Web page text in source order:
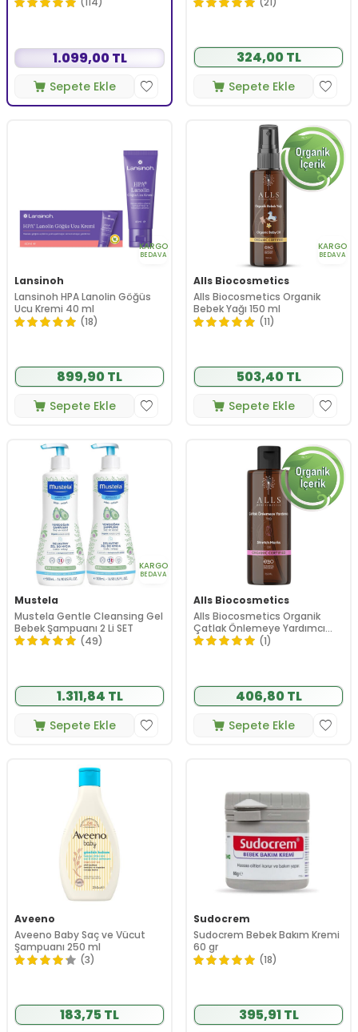
1.099,00 TL
Sepete Ekle
324,00 TL
Sepete Ekle
KARGO
BEDAVA
Lansinoh
Lansinoh HPA Lanolin Göğüs
Ucu Kremi 40 ml
(18)
899,90 TL
Sepete Ekle
KARGO
BEDAVA
Alls Biocosmetics
Alls Biocosmetics Organik
Bebek Yağı 150 ml
(11)
503,40 TL
Sepete Ekle
KARGO
BEDAVA
Mustela
Mustela Gentle Cleansing Gel
Bebek Şampuanı 2 Li SET
(49)
1.311,84 TL
Sepete Ekle
Alls Biocosmetics
Alls Biocosmetics Organik
Çatlak Önlemeye Yardımcı
Yağ 150 ml
(1)
406,80 TL
Sepete Ekle
Aveeno
Aveeno Baby Saç ve Vücut
Şampuanı 250 ml
(3)
183,75 TL
Sudocrem
Sudocrem Bebek Bakım Kremi
60 gr
(18)
395,91 TL